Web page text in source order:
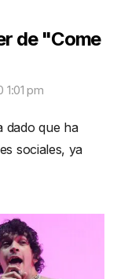
de "Come
1:01 pm
dado que ha
sociales, ya